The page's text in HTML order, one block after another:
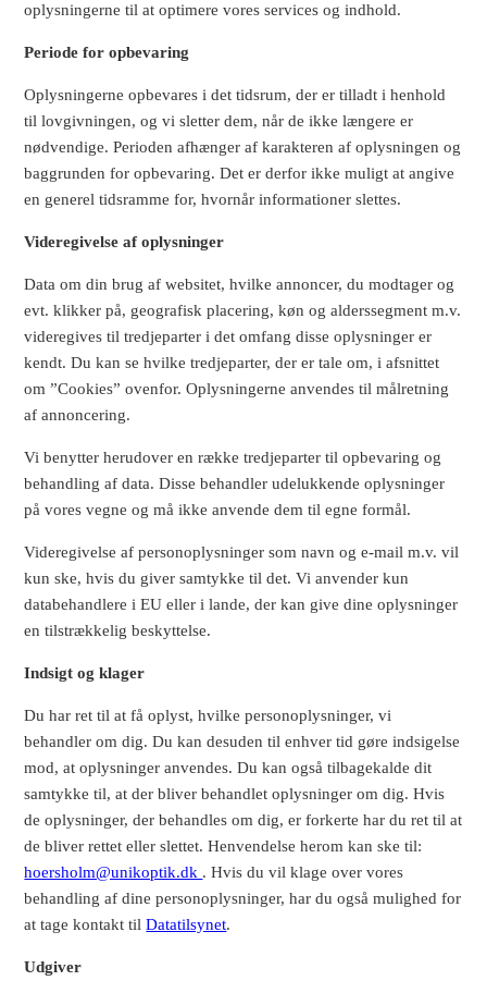
oplysningerne til at optimere vores services og indhold.
Periode for opbevaring
Oplysningerne opbevares i det tidsrum, der er tilladt i henhold
til lovgivningen, og vi sletter dem, når de ikke længere er
nødvendige. Perioden afhænger af karakteren af oplysningen og
baggrunden for opbevaring. Det er derfor ikke muligt at angive
en generel tidsramme for, hvornår informationer slettes.
Videregivelse af oplysninger
Data om din brug af websitet, hvilke annoncer, du modtager og
evt. klikker på, geografisk placering, køn og alderssegment m.v.
videregives til tredjeparter i det omfang disse oplysninger er
kendt. Du kan se hvilke tredjeparter, der er tale om, i afsnittet
om ”Cookies” ovenfor. Oplysningerne anvendes til målretning
af annoncering.
Vi benytter herudover en række tredjeparter til opbevaring og
behandling af data. Disse behandler udelukkende oplysninger
på vores vegne og må ikke anvende dem til egne formål.
Videregivelse af personoplysninger som navn og e-mail m.v. vil
kun ske, hvis du giver samtykke til det. Vi anvender kun
databehandlere i EU eller i lande, der kan give dine oplysninger
en tilstrækkelig beskyttelse.
Indsigt og klager
Du har ret til at få oplyst, hvilke personoplysninger, vi
behandler om dig. Du kan desuden til enhver tid gøre indsigelse
mod, at oplysninger anvendes. Du kan også tilbagekalde dit
samtykke til, at der bliver behandlet oplysninger om dig. Hvis
de oplysninger, der behandles om dig, er forkerte har du ret til at
de bliver rettet eller slettet. Henvendelse herom kan ske til:
hoersholm@unikoptik.dk . Hvis du vil klage over vores
behandling af dine personoplysninger, har du også mulighed for
at tage kontakt tilDatatilsynet.
Udgiver